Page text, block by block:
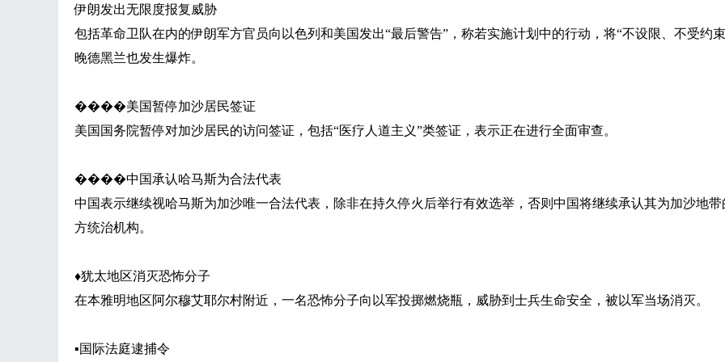
伊朗发出无限度报复威胁
包括革命卫队在内的伊朗军方官员向以色列和美国发出“最后警告”，称若实施计划中的行动，将“不设限、不受约
晚德黑兰也发生爆炸。
����美国暂停加沙居民签证
美国国务院暂停对加沙居民的访问签证，包括“医疗人道主义”类签证，表示正在进行全面审查。
����中国承认哈马斯为合法代表
中国表示继续视哈马斯为加沙唯一合法代表，除非在持久停火后举行有效选举，否则中国将继续承认其为加沙地带
方统治机构。
♦犹太地区消灭恐怖分子
在本雅明地区阿尔穆艾耶尔村附近，一名恐怖分子向以军投掷燃烧瓶，威胁到士兵生命安全，被以军当场消灭。
▪国际法庭逮捕令